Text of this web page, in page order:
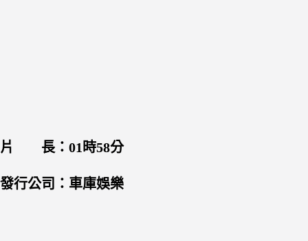
片 長：01時58分
發行公司：車庫娛樂